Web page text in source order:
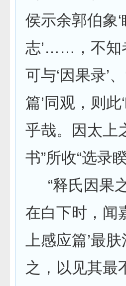
侯示余郭伯象
志’……，不知
可与‘因果录’
篇’同观，则
乎哉。因太上
书”所收“选录
“释氏因果
在白下时，闻
上感应篇’最
之，以见其最